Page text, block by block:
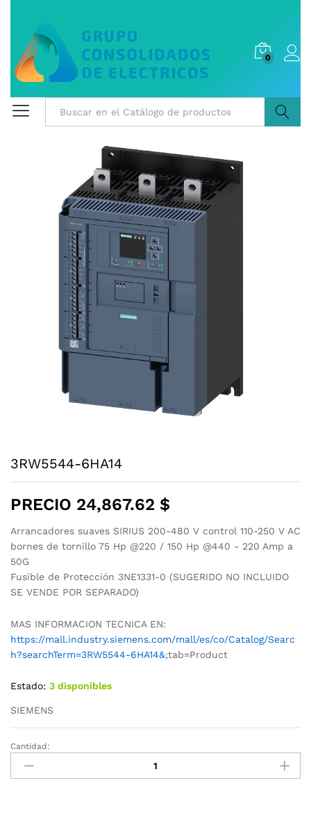
0
3RW5544-6HA14
PRECIO 24,867.62 $
Arrancadores suaves SIRIUS 200-480 V control 110-250 V AC
bornes de tornillo 75 Hp @220 / 150 Hp @440 - 220 Amp a
50G
Fusible de Protección 3NE1331-0 (SUGERIDO NO INCLUIDO
SE VENDE POR SEPARADO)
MAS INFORMACION TECNICA EN:
https://mall.industry.siemens.com/mall/es/co/Catalog/Searc
h?searchTerm=3RW5544-6HA14&;tab=Product
Estado: 3 disponibles
SIEMENS
3RW5544-
6HA14
cantidad
Cantidad: